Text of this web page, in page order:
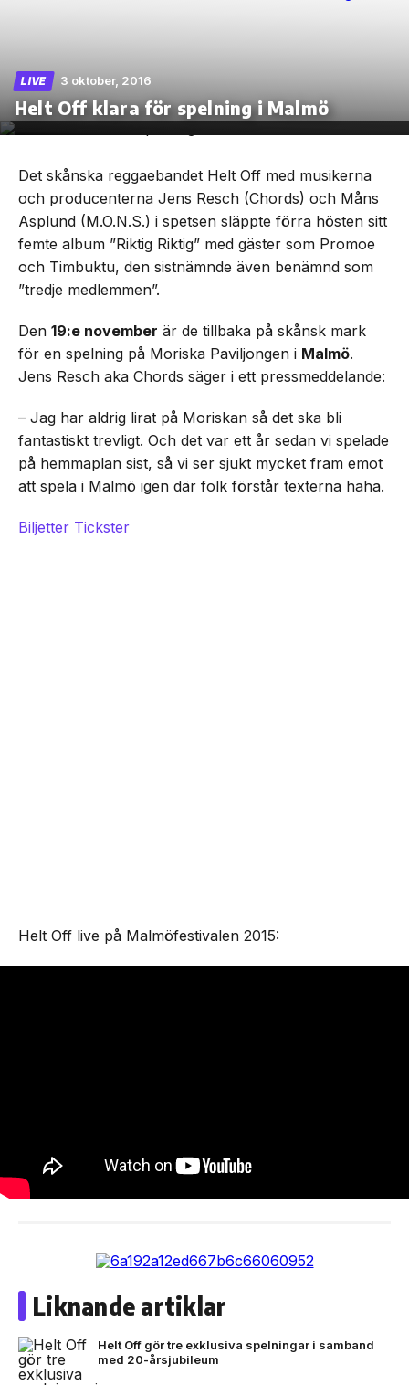
Skip
the
LIVE 3 oktober, 2016
Helt Off klara för spelning i Malmö
Det skånska reggaebandet Helt Off med musikerna
och producenterna Jens Resch (Chords) och Måns
Asplund (M.O.N.S.) i spetsen släppte förra hösten sitt
femte album ”Riktig Riktig” med gäster som Promoe
och Timbuktu, den sistnämnde även benämnd som
”tredje medlemmen”.
Den 19:e november är de tillbaka på skånsk mark
för en spelning på Moriska Paviljongen i Malmö.
Jens Resch aka Chords säger i ett pressmeddelande:
– Jag har aldrig lirat på Moriskan så det ska bli
fantastiskt trevligt. Och det var ett år sedan vi spelade
på hemmaplan sist, så vi ser sjukt mycket fram emot
att spela i Malmö igen där folk förstår texterna haha.
Biljetter Tickster
Helt Off live på Malmöfestivalen 2015:
Liknande artiklar
Helt Off gör tre exklusiva spelningar i samband
med 20-årsjubileum